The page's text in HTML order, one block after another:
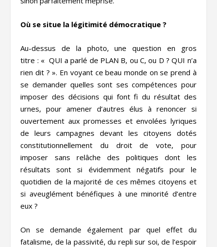
Où se situe la légitimité démocratique ?
Au-dessus de la photo, une question en gros
titre : « QUI a parlé de PLAN B, ou C, ou D ? QUI n’a
rien dit ? ». En voyant ce beau monde on se prend à
se demander quelles sont ses compétences pour
imposer des décisions qui font fi du résultat des
urnes, pour amener d’autres élus à renoncer si
ouvertement aux promesses et envolées lyriques
de leurs campagnes devant les citoyens dotés
constitutionnellement du droit de vote, pour
imposer sans relâche des politiques dont les
résultats sont si évidemment négatifs pour le
quotidien de la majorité de ces mêmes citoyens et
si aveuglément bénéfiques à une minorité d’entre
eux ?
On se demande également par quel effet du
fatalisme, de la passivité, du repli sur soi, de l’espoir